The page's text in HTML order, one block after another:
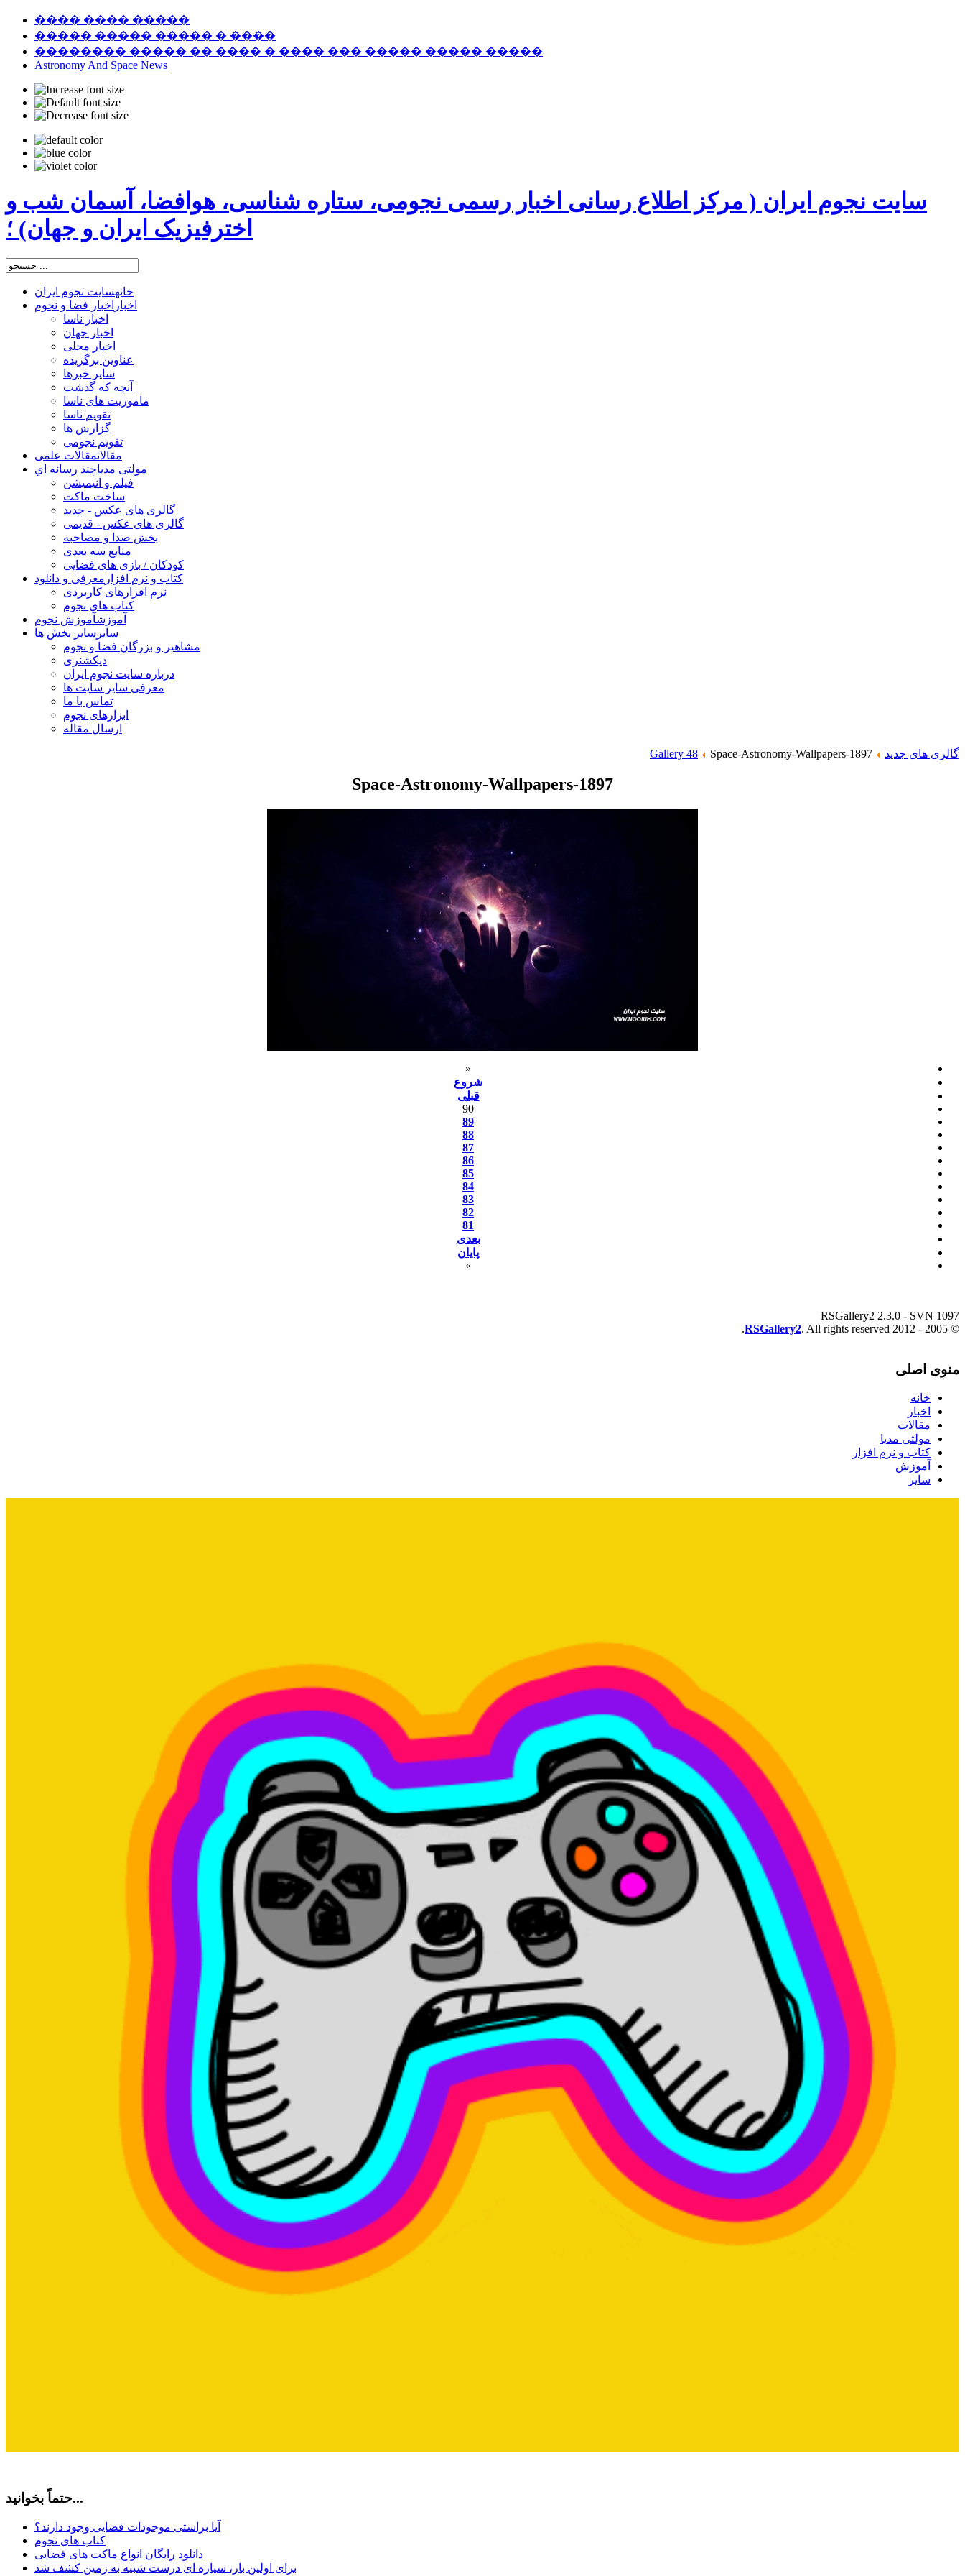
���� ���� �����
����� ����� ����� � ����
�������� ����� �� ���� � ���� ��� ����� ����� �����
Astronomy And Space News
سایت نجوم ایران ( مرکز اطلاع رسانی اخبار رسمی نجومی، ستاره شناسی، هوافضا، آسمان شب و
اخترفیزیک ایران و جهان) ؛
خانهسایت نجوم ایران
اخبار اخبار فضا و نجوم
اخبار ناسا
اخبار جهان
اخبار محلی
عناوین برگزیده
سایر خبرها
آنچه که گذشت
ماموریت های ناسا
تقویم ناسا
گزارش ها
تقویم نجومی
مقالاتمقالات علمی
مولتی مدیاچند رسانه اي
فیلم و انیمیشن
ساخت ماکت
گالری های عکس - جدید
گالری های عکس - قدیمی
بخش صدا و مصاحبه
منابع سه بعدی
کودکان / بازی های فضایی
کتاب و نرم افزار معرفی و دانلود
نرم افزارهای کاربردی
کتاب های نجوم
آموزشآموزش نجوم
سایر سایر بخش ها
مشاهیر و بزرگان فضا و نجوم
دیکشنری
درباره سایت نجوم ایران
معرفی سایر سایت ها
تماس با ما
ابزارهای نجوم
ارسال مقاله
گالری های جدید Gallery 48 Space-Astronomy-Wallpapers-1897
Space-Astronomy-Wallpapers-1897
«
شروع
قبلی
90
89
88
87
86
85
84
83
82
81
بعدی
پایان
»
RSGallery2 2.3.0 - SVN 1097
© 2005 - 2012
RSGallery2. All rights reserved.
منوی اصلی
خانه
اخبار
مقالات
مولتی مدیا
کتاب و نرم افزار
آموزش
سایر
حتماً بخوانید...
آیا براستی موجودات فضایی وجود دارند؟
کتاب های نجوم
دانلود رایگان انواع ماکت های فضایی
برای اولین بار، سیاره ای درست شبیه به زمین کشف شد